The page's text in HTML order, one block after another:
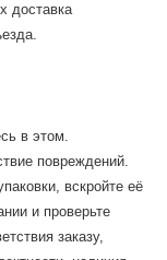
доставка
в этом.
повреждений.
вскройте её
и проверьте
заказу,